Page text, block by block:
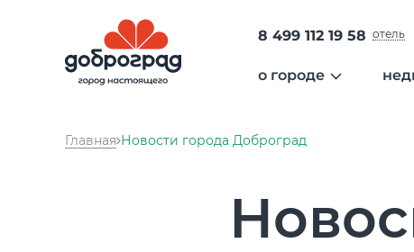
8 499 112 19 58 отель
о городе
администрация
медицина
Главная Новости города Доброград